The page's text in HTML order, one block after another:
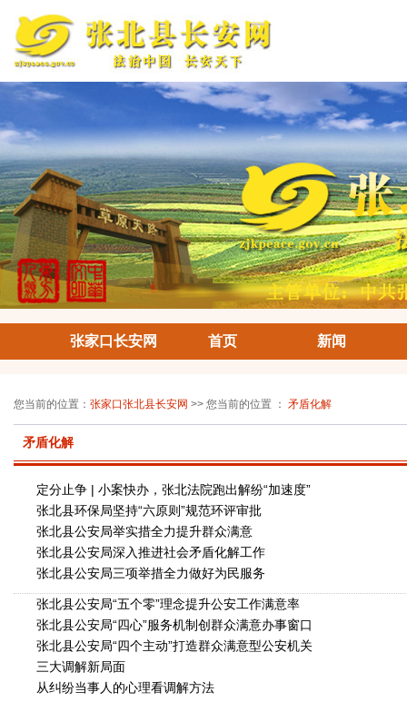
张家口长安网 首页 新闻
您当前的位置： 张家口张北县长安网 >> 您当前的位置 ： 矛盾化解
矛盾化解
定分止争 | 小案快办，张北法院跑出解纷“加速度”
张北县环保局坚持“六原则”规范环评审批
张北县公安局举实措全力提升群众满意
张北县公安局深入推进社会矛盾化解工作
张北县公安局三项举措全力做好为民服务
张北县公安局“五个零”理念提升公安工作满意率
张北县公安局“四心”服务机制创群众满意办事窗口
张北县公安局“四个主动”打造群众满意型公安机关
三大调解新局面
从纠纷当事人的心理看调解方法